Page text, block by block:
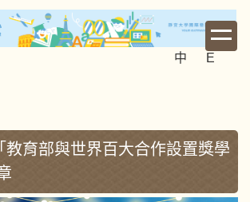
中 E
教育部與世界百大合作設置獎學